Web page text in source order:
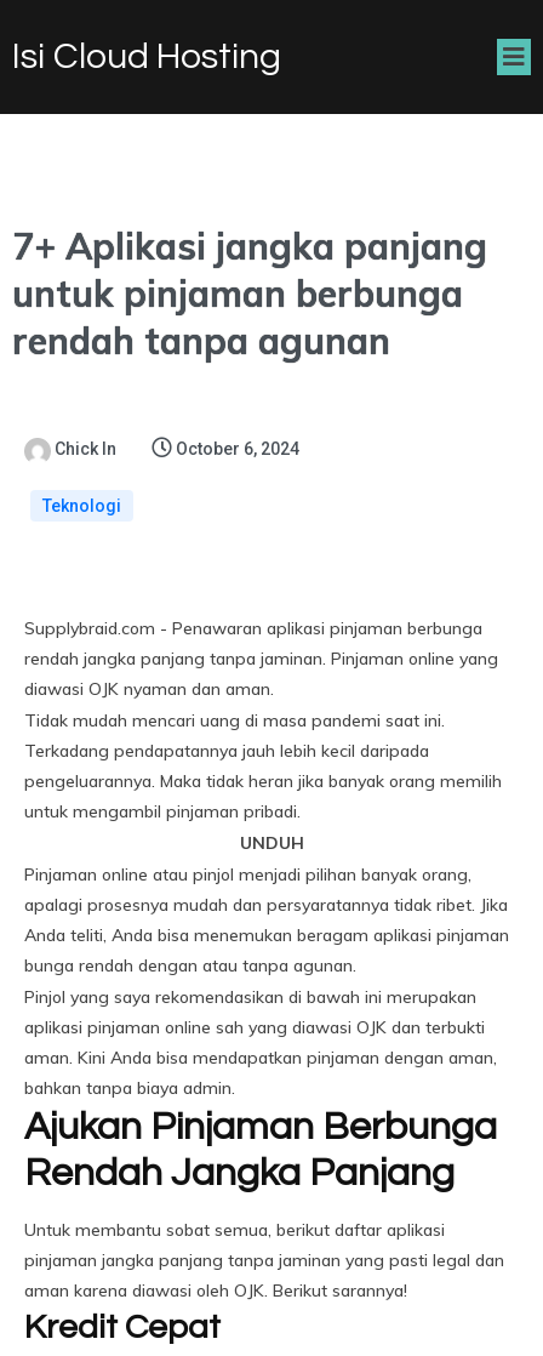
Isi Cloud Hosting
7+ Aplikasi jangka panjang
untuk pinjaman berbunga
rendah tanpa agunan
Chick In October 6, 2024
Teknologi
Supplybraid.com - Penawaran aplikasi pinjaman berbunga
rendah jangka panjang tanpa jaminan. Pinjaman online yang
diawasi OJK nyaman dan aman.
Tidak mudah mencari uang di masa pandemi saat ini.
Terkadang pendapatannya jauh lebih kecil daripada
pengeluarannya. Maka tidak heran jika banyak orang memilih
untuk mengambil pinjaman pribadi.
UNDUH
Pinjaman online atau pinjol menjadi pilihan banyak orang,
apalagi prosesnya mudah dan persyaratannya tidak ribet. Jika
Anda teliti, Anda bisa menemukan beragam aplikasi pinjaman
bunga rendah dengan atau tanpa agunan.
Pinjol yang saya rekomendasikan di bawah ini merupakan
aplikasi pinjaman online sah yang diawasi OJK dan terbukti
aman. Kini Anda bisa mendapatkan pinjaman dengan aman,
bahkan tanpa biaya admin.
Ajukan Pinjaman Berbunga
Rendah Jangka Panjang
Untuk membantu sobat semua, berikut daftar aplikasi
pinjaman jangka panjang tanpa jaminan yang pasti legal dan
aman karena diawasi oleh OJK. Berikut sarannya!
Kredit Cepat